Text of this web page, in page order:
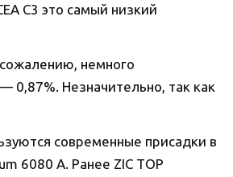
С3 это самый низкий
немного
0,87%. Незначительно, так как
современные присадки в
6080 А. Ранее ZIC TOP